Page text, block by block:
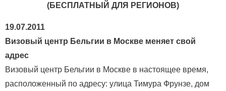
(БЕСПЛАТНЫЙ ДЛЯ РЕГИОНОВ)
19.07.2011
Визовый центр Бельгии в Москве меняет свой
адрес
Визовый центр Бельгии в Москве в настоящее время,
расположенный по адресу: улица Тимура Фрунзе, дом